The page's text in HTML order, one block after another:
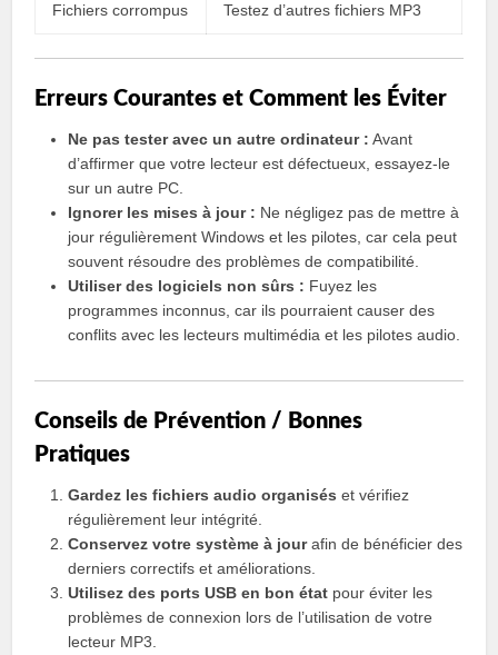
Fichiers corrompus Testez d’autres fichiers MP3
Erreurs Courantes et Comment les Éviter
Ne pas tester avec un autre ordinateur : Avant
d’affirmer que votre lecteur est défectueux, essayez-le
sur un autre PC.
Ignorer les mises à jour : Ne négligez pas de mettre à
jour régulièrement Windows et les pilotes, car cela peut
souvent résoudre des problèmes de compatibilité.
Utiliser des logiciels non sûrs : Fuyez les
programmes inconnus, car ils pourraient causer des
conflits avec les lecteurs multimédia et les pilotes audio.
Conseils de Prévention / Bonnes
Pratiques
Gardez les fichiers audio organisés et vérifiez
régulièrement leur intégrité.
Conservez votre système à jourafin de bénéficier des
derniers correctifs et améliorations.
Utilisez des ports USB en bon état pour éviter les
problèmes de connexion lors de l’utilisation de votre
lecteur MP3.